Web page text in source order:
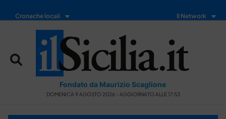
Cronache locali Il Network
Fondato da Maurizio Scaglione
DOMENICA 9 AGOSTO 2026 - AGGIORNATO ALLE 17:53